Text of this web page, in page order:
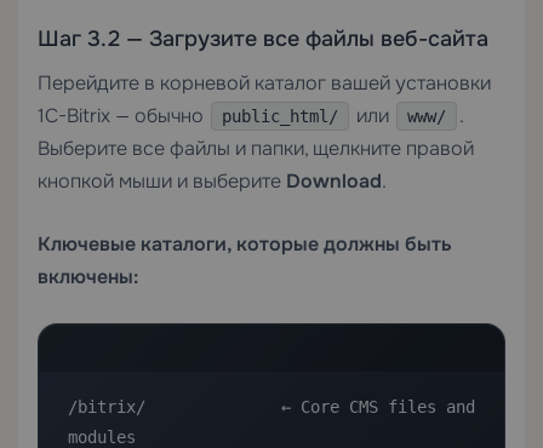
Шаг 3.2 — Загрузите все файлы веб-сайта
Перейдите в корневой каталог вашей установки
1C-Bitrix — обычно
public_html/ или www/
.
Выберите все файлы и папки, щелкните правой
кнопкой мыши и выберите Download.
Ключевые каталоги, которые должны быть
включены:
/bitrix/              ← Core CMS files and
modules